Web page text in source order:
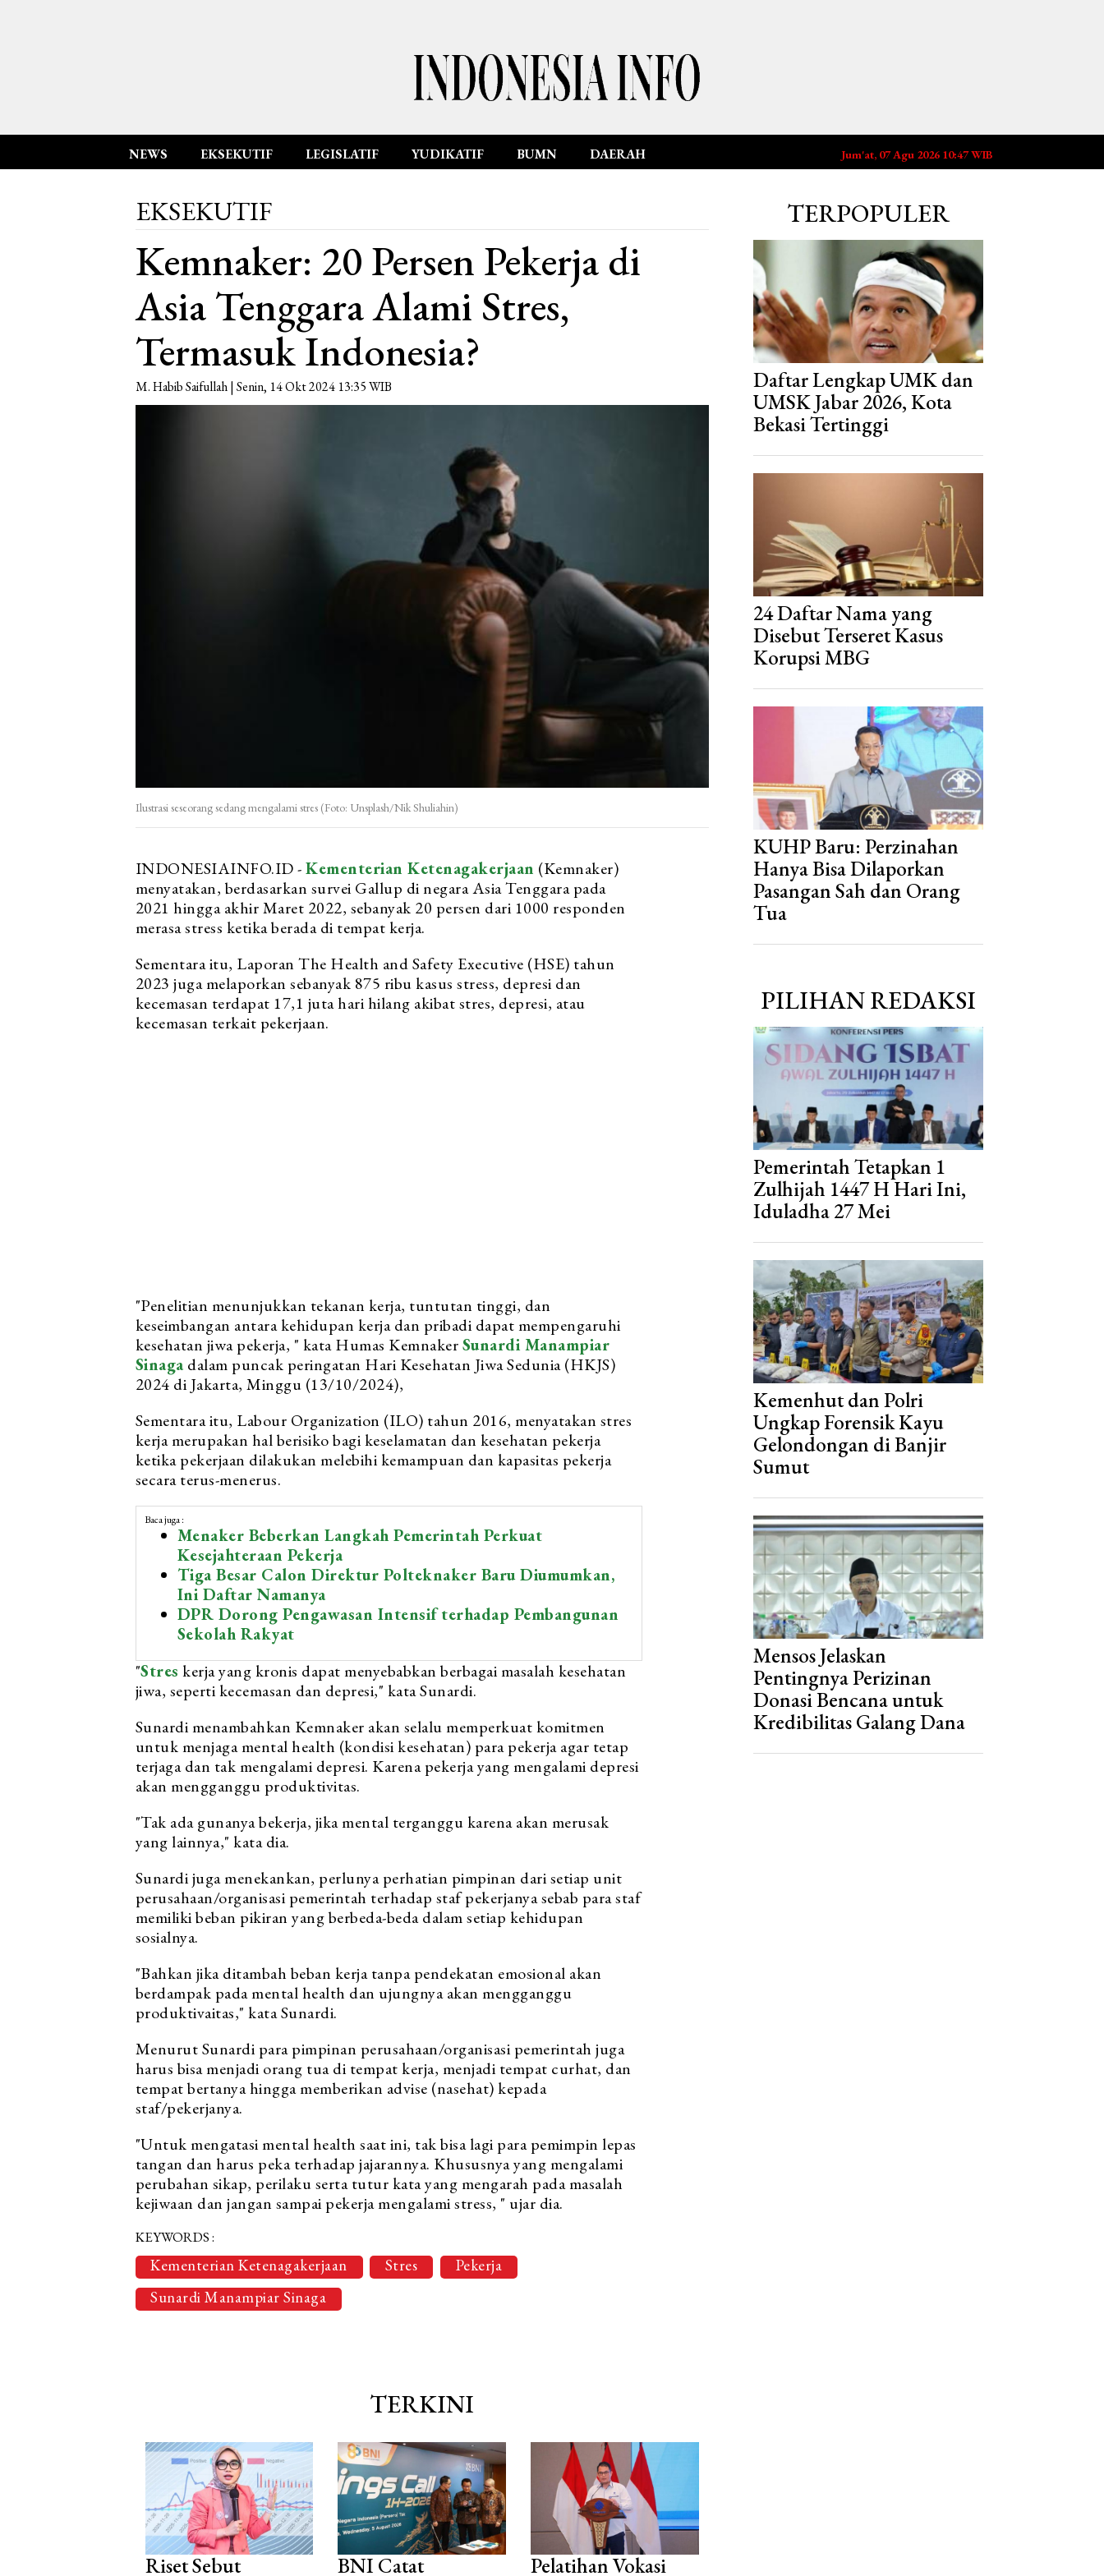
NEWS EKSEKUTIF LEGISLATIF YUDIKATIF BUMN DAERAH Jum'at, 07 Agu 2026 10:47 WIB
EKSEKUTIF
Kemnaker: 20 Persen Pekerja di
Asia Tenggara Alami Stres,
Termasuk Indonesia?
M. Habib Saifullah | Senin, 14 Okt 2024 13:35 WIB
Ilustrasi seseorang sedang mengalami stres (Foto: Unsplash/Nik Shuliahin)
INDONESIAINFO.ID -Kementerian Ketenagakerjaan (Kemnaker)
menyatakan, berdasarkan survei Gallup di negara Asia Tenggara pada
2021 hingga akhir Maret 2022, sebanyak 20 persen dari 1000 responden
merasa stress ketika berada di tempat kerja.
Sementara itu, Laporan The Health and Safety Executive (HSE) tahun
2023 juga melaporkan sebanyak 875 ribu kasus stress, depresi dan
kecemasan terdapat 17,1 juta hari hilang akibat stres, depresi, atau
kecemasan terkait pekerjaan.
"Penelitian menunjukkan tekanan kerja, tuntutan tinggi, dan
keseimbangan antara kehidupan kerja dan pribadi dapat mempengaruhi
kesehatan jiwa pekerja, " kata Humas KemnakerSunardi Manampiar
Sinagadalam puncak peringatan Hari Kesehatan Jiwa Sedunia (HKJS)
2024 di Jakarta, Minggu (13/10/2024),
Sementara itu, Labour Organization (ILO) tahun 2016, menyatakan stres
kerja merupakan hal berisiko bagi keselamatan dan kesehatan pekerja
ketika pekerjaan dilakukan melebihi kemampuan dan kapasitas pekerja
secara terus-menerus.
Baca juga :
Menaker Beberkan Langkah Pemerintah Perkuat
Kesejahteraan Pekerja
Tiga Besar Calon Direktur Polteknaker Baru Diumumkan,
Ini Daftar Namanya
DPR Dorong Pengawasan Intensif terhadap Pembangunan
Sekolah Rakyat
"Stres kerja yang kronis dapat menyebabkan berbagai masalah kesehatan
jiwa, seperti kecemasan dan depresi," kata Sunardi.
Sunardi menambahkan Kemnaker akan selalu memperkuat komitmen
untuk menjaga mental health (kondisi kesehatan) para pekerja agar tetap
terjaga dan tak mengalami depresi. Karena pekerja yang mengalami depresi
akan mengganggu produktivitas.
"Tak ada gunanya bekerja, jika mental terganggu karena akan merusak
yang lainnya," kata dia.
Sunardi juga menekankan, perlunya perhatian pimpinan dari setiap unit
perusahaan/organisasi pemerintah terhadap staf pekerjanya sebab para staf
memiliki beban pikiran yang berbeda-beda dalam setiap kehidupan
sosialnya.
"Bahkan jika ditambah beban kerja tanpa pendekatan emosional akan
berdampak pada mental health dan ujungnya akan mengganggu
produktivaitas," kata Sunardi.
Menurut Sunardi para pimpinan perusahaan/organisasi pemerintah juga
harus bisa menjadi orang tua di tempat kerja, menjadi tempat curhat, dan
tempat bertanya hingga memberikan advise (nasehat) kepada
staf/pekerjanya.
"Untuk mengatasi mental health saat ini, tak bisa lagi para pemimpin lepas
tangan dan harus peka terhadap jajarannya. Khususnya yang mengalami
perubahan sikap, perilaku serta tutur kata yang mengarah pada masalah
kejiwaan dan jangan sampai pekerja mengalami stress, " ujar dia.
KEYWORDS :
Kementerian Ketenagakerjaan Stres
Pekerja
Sunardi Manampiar Sinaga
TERKINI
Riset Sebut
BNI Catat
Pelatihan Vokasi
TERPOPULER
Daftar Lengkap UMK dan
UMSK Jabar 2026, Kota
Bekasi Tertinggi
24 Daftar Nama yang
Disebut Terseret Kasus
Korupsi MBG
KUHP Baru: Perzinahan
Hanya Bisa Dilaporkan
Pasangan Sah dan Orang
Tua
PILIHAN REDAKSI
Pemerintah Tetapkan 1
Zulhijah 1447 H Hari Ini,
Iduladha 27 Mei
Kemenhut dan Polri
Ungkap Forensik Kayu
Gelondongan di Banjir
Sumut
Mensos Jelaskan
Pentingnya Perizinan
Donasi Bencana untuk
Kredibilitas Galang Dana